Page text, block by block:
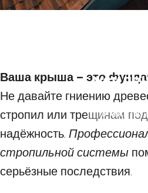
16 МАРТА
Ваша крыша – это
Не давайте гниению
стропил или трещинам
надёжность.
стропильной системы
серьёзные последствия.